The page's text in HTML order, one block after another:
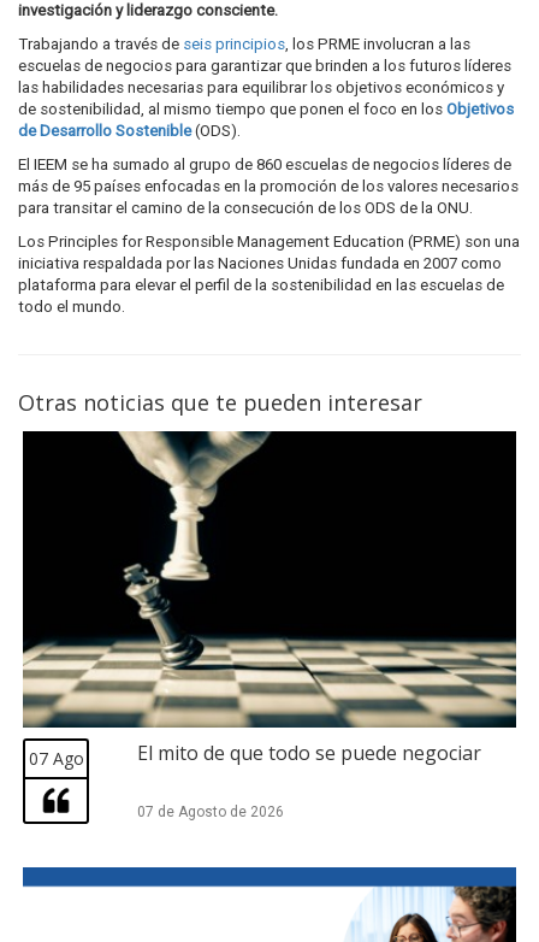
investigación y liderazgo consciente.
Trabajando a través de seis principios, los PRME involucran a las
escuelas de negocios para garantizar que brinden a los futuros líderes
las habilidades necesarias para equilibrar los objetivos económicos y
de sostenibilidad, al mismo tiempo que ponen el foco en los Objetivos
de Desarrollo Sostenible (ODS).
El IEEM se ha sumado al grupo de 860 escuelas de negocios líderes de
más de 95 países enfocadas en la promoción de los valores necesarios
para transitar el camino de la consecución de los ODS de la ONU.
Los Principles for Responsible Management Education (PRME) son una
iniciativa respaldada por las Naciones Unidas fundada en 2007 como
plataforma para elevar el perfil de la sostenibilidad en las escuelas de
todo el mundo.
Otras noticias que te pueden interesar
07 Ago El mito de que todo se puede negociar
07 de Agosto de 2026